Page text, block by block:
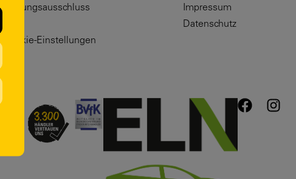
Haftungsausschluss
Cookie-Einstellungen
Impressum
Datenschutz